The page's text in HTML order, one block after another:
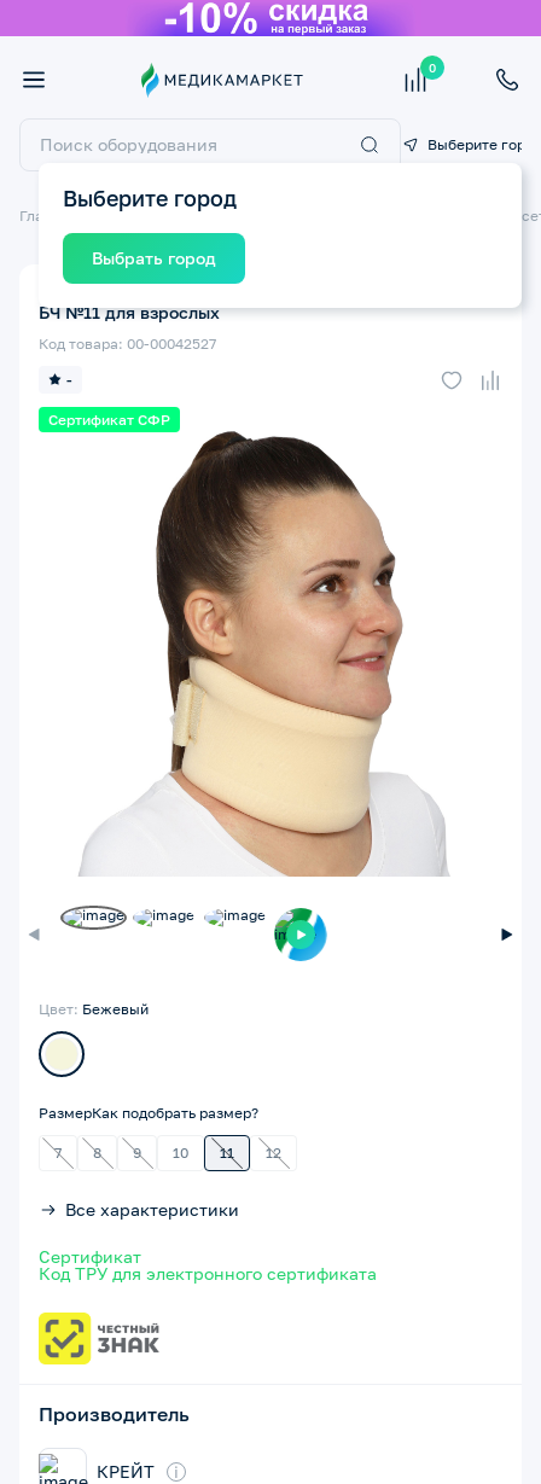
0
Выберите город
Выберите город
Выбрать город
Главная Ортопедические изделия Ортопедические бандажи и
Сертификат СФР
-
Код товара: 00-00042527
БЧ №11 для взрослых
Цвет: Бежевый
РазмерКак подобрать размер?
7 8 9 10 11 12
Все характеристики
Сертификат
Код ТРУ для электронного сертификата
Производитель
КРЕЙТ i